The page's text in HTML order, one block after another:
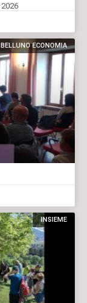
BELLUNO ECONOMIA
INSIEME